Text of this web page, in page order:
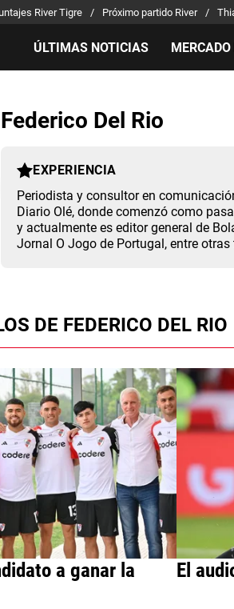
River Tigre Próximo partido River
ÚLTIMAS NOTICIAS
Copa Sudamericana
Selección Argentina
Ex River
Federico Del Rio
EXPERIENCIA
Periodista y consultor en
Diario Olé, donde comenzó como
y actualmente es editor general de
Jornal O Jogo de Portugal, entre
DE FEDERICO DEL RIO
a ganar la
El